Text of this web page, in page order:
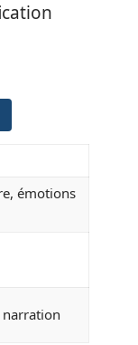
émotions
narration